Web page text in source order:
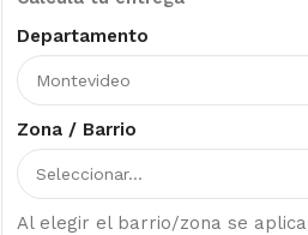
Departamento
Zona / Barrio
Al elegir el barrio/zona se